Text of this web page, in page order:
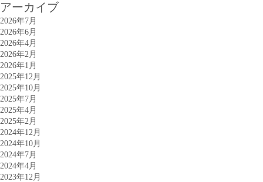
アーカイブ
2026年7月
2026年6月
2026年4月
2026年2月
2026年1月
2025年12月
2025年10月
2025年7月
2025年4月
2025年2月
2024年12月
2024年10月
2024年7月
2024年4月
2023年12月